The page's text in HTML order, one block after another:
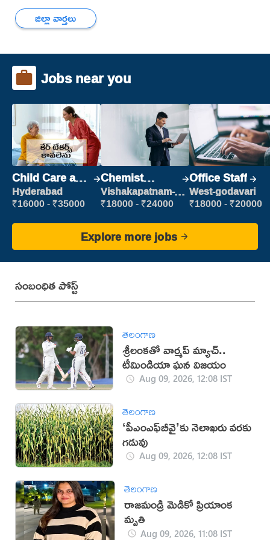
జిల్లా వార్తలు
Jobs near you
Child Care and
Patient care
Hyderabad
₹16000 - ₹35000
Chemist
Production
Executive
Vishakapatnam-
new
₹18000 - ₹24000
Office Staff
West-godavari
₹18000 - ₹20000
Explore more jobs
సంబంధిత పోస్ట్
తెలంగాణ
శ్రీలంకతో వార్మప్‌ మ్యాచ్..
టీమిండియా ఘన విజయం
Aug 09, 2026, 12:08 IST
తెలంగాణ
‘పీఎంఎఫ్‌బీవై’కు నెలాఖరు వరకు
గడువు
Aug 09, 2026, 12:08 IST
తెలంగాణ
రాజమండ్రి మెడికో ప్రియాంక
మృతి
Aug 09, 2026, 11:08 IST